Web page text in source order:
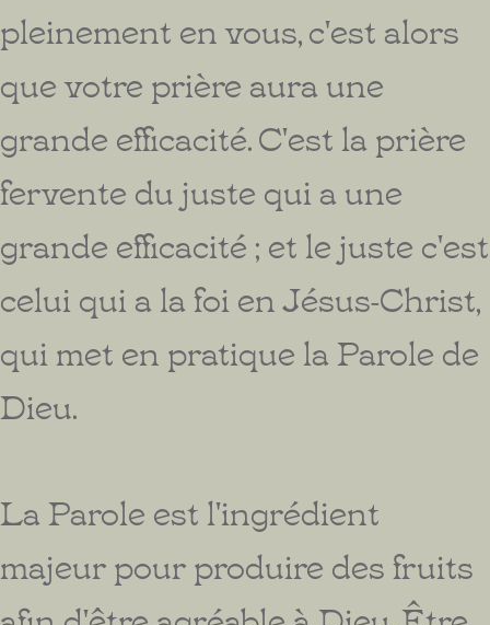
pleinement en vous, c'est alors
que votre prière aura une
grande efficacité. C'est la prière
fervente du juste qui a une
grande efficacité ; et le juste c'est
celui qui a la foi en Jésus-Christ,
qui met en pratique la Parole de
Dieu.
La Parole est l'ingrédient
majeur pour produire des fruits